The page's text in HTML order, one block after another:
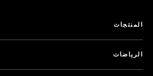
المنتجات
الرياضات